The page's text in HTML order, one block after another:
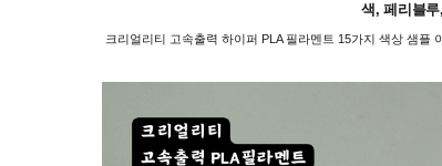
색, 페리블
크리얼리티 고속출력 하이퍼 PLA 필라멘트 15가지 색상 샘